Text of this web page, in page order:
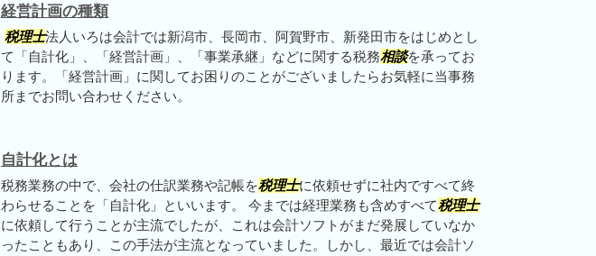
経営計画の種類
税理士法人いろは会計では新潟市、長岡市、阿賀野市、新発田市をはじめとし
て「自計化」、「経営計画」、「事業承継」などに関する税務相談を承ってお
ります。「経営計画」に関してお困りのことがございましたらお気軽に当事務
所までお問い合わせください。
自計化とは
税務業務の中で、会社の仕訳業務や記帳を税理士に依頼せずに社内ですべて終
わらせることを「自計化」といいます。 今までは経理業務も含めすべて税理士
に依頼して行うことが主流でしたが、これは会計ソフトがまだ発展していなか
ったこともあり、この手法が主流となっていました。しかし、最近では会計ソ